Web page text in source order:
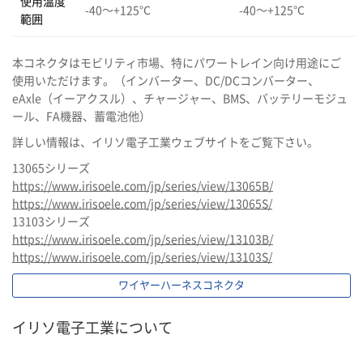
範囲
-40～+125℃ -40～+125℃
本コネクタはモビリティ市場、特にパワートレイン向け用途にご
使用いただけます。（インバーター、DC/DCコンバーター、
eAxle（イーアクスル）、チャージャー、BMS、バッテリーモジュ
ール、FA機器、蓄電池他）
詳しい情報は、イリソ電子工業ウェブサイトをご覧下さい。
13065シリーズ
https://www.irisoele.com/jp/series/view/13065B/
https://www.irisoele.com/jp/series/view/13065S/
13103シリーズ
https://www.irisoele.com/jp/series/view/13103B/
https://www.irisoele.com/jp/series/view/13103S/
ワイヤーハーネスコネクタ
イリソ電子工業について